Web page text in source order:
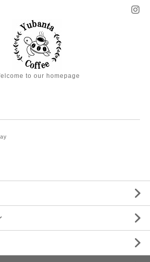
to our homepage